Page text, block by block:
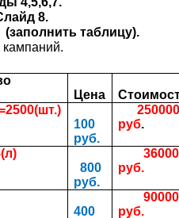
8.
таблицу).
Цена
100
руб.
руб.
800
руб.
36000
руб.
400
90000
руб.